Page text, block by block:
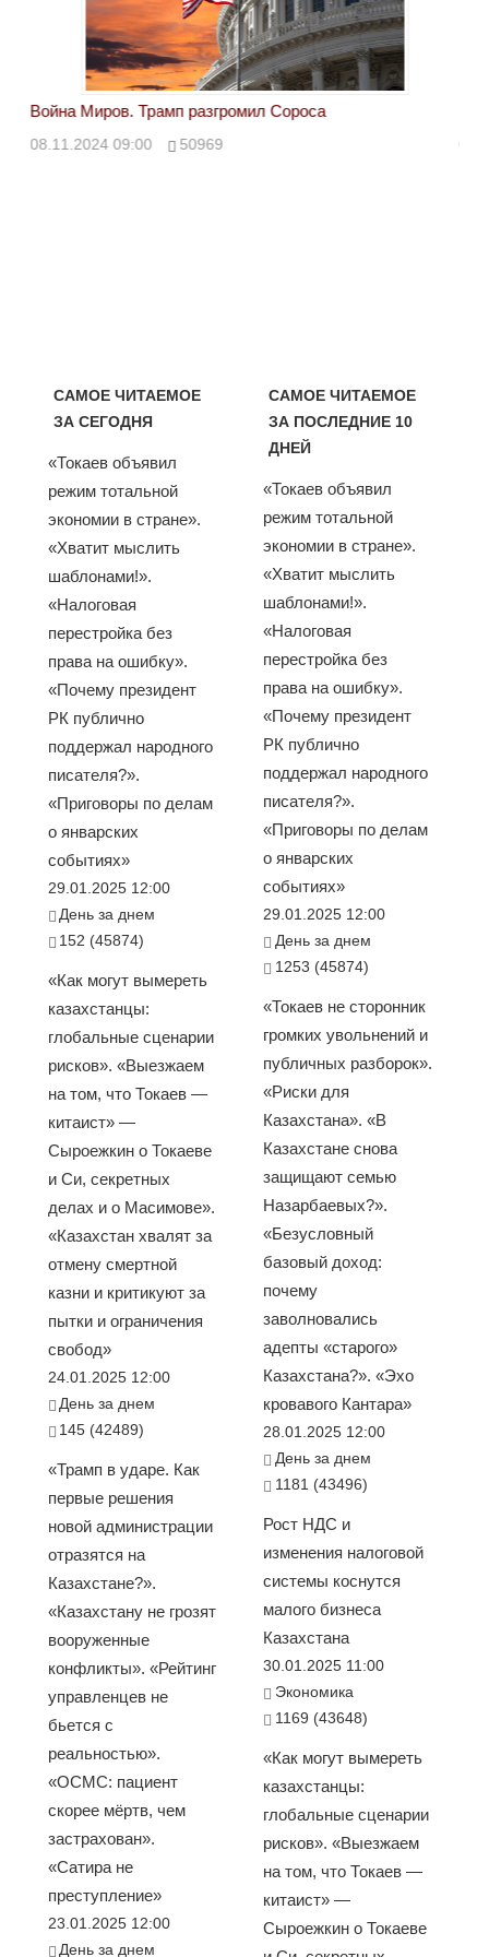
Война Миров. Трамп разгромил Сороса
08.11.2024 09:00 50969
САМОЕ ЧИТАЕМОЕ
ЗА СЕГОДНЯ
«Токаев объявил
режим тотальной
экономии в стране».
«Хватит мыслить
шаблонами!».
«Налоговая
перестройка без
права на ошибку».
«Почему президент
РК публично
поддержал народного
писателя?».
«Приговоры по делам
о январских
событиях»
29.01.2025 12:00
День за днем
152 (45874)
«Как могут вымереть
казахстанцы:
глобальные сценарии
рисков». «Выезжаем
на том, что Токаев —
китаист» —
Сыроежкин о Токаеве
и Си, секретных
делах и о Масимове».
«Казахстан хвалят за
отмену смертной
казни и критикуют за
пытки и ограничения
свобод»
24.01.2025 12:00
День за днем
145 (42489)
«Трамп в ударе. Как
первые решения
новой администрации
отразятся на
Казахстане?».
«Казахстану не грозят
вооруженные
конфликты». «Рейтинг
управленцев не
бьется с
реальностью».
«ОСМС: пациент
скорее мёртв, чем
застрахован».
«Сатира не
преступление»
23.01.2025 12:00
День за днем
САМОЕ ЧИТАЕМОЕ
ЗА ПОСЛЕДНИЕ 10
ДНЕЙ
«Токаев объявил
режим тотальной
экономии в стране».
«Хватит мыслить
шаблонами!».
«Налоговая
перестройка без
права на ошибку».
«Почему президент
РК публично
поддержал народного
писателя?».
«Приговоры по делам
о январских
событиях»
29.01.2025 12:00
День за днем
1253 (45874)
«Токаев не сторонник
громких увольнений и
публичных разборок».
«Риски для
Казахстана». «В
Казахстане снова
защищают семью
Назарбаевых?».
«Безусловный
базовый доход:
почему
заволновались
адепты «старого»
Казахстана?». «Эхо
кровавого Кантара»
28.01.2025 12:00
День за днем
1181 (43496)
Рост НДС и
изменения налоговой
системы коснутся
малого бизнеса
Казахстана
30.01.2025 11:00
Экономика
1169 (43648)
«Как могут вымереть
казахстанцы:
глобальные сценарии
рисков». «Выезжаем
на том, что Токаев —
китаист» —
Сыроежкин о Токаеве